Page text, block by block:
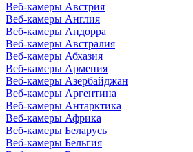
Веб-камеры Австрия
Веб-камеры Англия
Веб-камеры Андорра
Веб-камеры Австралия
Веб-камеры Абхазия
Веб-камеры Армения
Веб-камеры Азербайджан
Веб-камеры Аргентина
Веб-камеры Антарктика
Веб-камеры Африка
Веб-камеры Беларусь
Веб-камеры Бельгия